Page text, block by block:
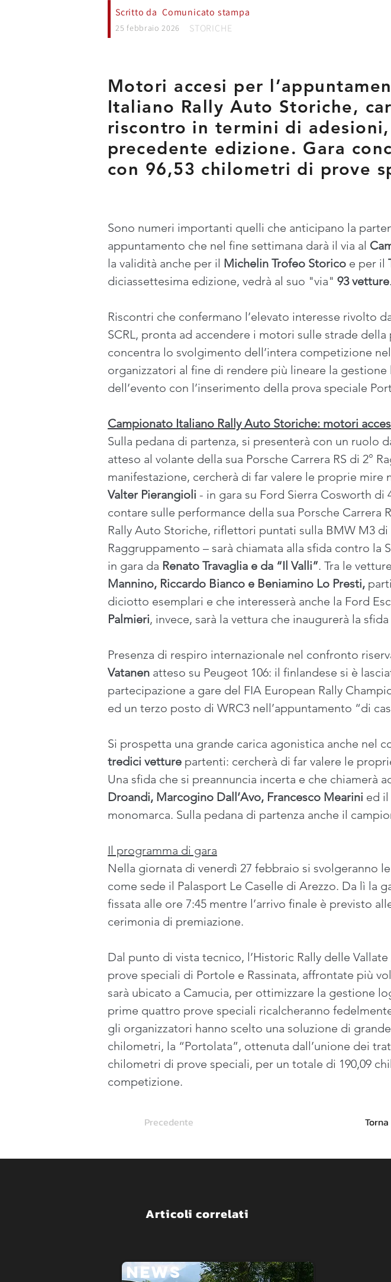
Scritto da Comunicato stampa
25 febbraio 2026 STORICHE
Motori accesi per
Italiano Rally Auto Storiche,
riscontro in termini di
precedente edizione. Gara
con 96,53 chilometri di prove
Sono numeri importanti quelli che anticipano la
appuntamento che nel fine settimana darà il via al
la validità anche per il Michelin Trofeo Storico e per il
diciassettesima edizione, vedrà al suo "via" 93 vetture.
Riscontri che confermano l’elevato interesse rivolto
SCRL, pronta ad accendere i motori sulle strade
concentra lo svolgimento dell’intera competizione
organizzatori al fine di rendere più lineare la
dell’evento con l’inserimento della prova speciale
Campionato Italiano Rally Auto Storiche: motori
Sulla pedana di partenza, si presenterà con un ruolo
atteso al volante della sua Porsche Carrera RS di 2°
manifestazione, cercherà di far valere le proprie
Valter Pierangioli - in gara su Ford Sierra Cosworth di
contare sulle performance della sua Porsche Carrera
Rally Auto Storiche, riflettori puntati sulla BMW M3 di
Raggruppamento – sarà chiamata alla sfida contro la
in gara da Renato Travaglia e da “Il Valli”. Tra le
Mannino, Riccardo Bianco e Beniamino Lo Presti,
diciotto esemplari e che interesserà anche la Ford
Palmieri, invece, sarà la vettura che inaugurerà la
Presenza di respiro internazionale nel confronto
Vatanen atteso su Peugeot 106: il finlandese si è
partecipazione a gare del FIA European Rally
ed un terzo posto di WRC3 nell’appuntamento “di
Si prospetta una grande carica agonistica anche nel
tredici vetture partenti: cercherà di far valere le
Una sfida che si preannuncia incerta e che
Droandi, Marcogino Dall’Avo, Francesco Mearini ed il
monomarca. Sulla pedana di partenza anche il
Il programma di gara
Nella giornata di venerdì 27 febbraio si svolgeranno
come sede il Palasport Le Caselle di Arezzo. Da lì la
fissata alle ore 7:45 mentre l’arrivo finale è previsto
cerimonia di premiazione.
Dal punto di vista tecnico, l’Historic Rally delle
prove speciali di Portole e Rassinata, affrontate più
sarà ubicato a Camucia, per ottimizzare la gestione
prime quattro prove speciali ricalcheranno
gli organizzatori hanno scelto una soluzione di
chilometri, la “Portolata”, ottenuta dall’unione dei
chilometri di prove speciali, per un totale di 190,09
competizione.
Precedente
Articoli correlati
NEWS